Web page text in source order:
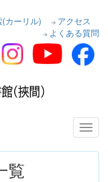
カーリル)
アクセス
よくある質問
覧